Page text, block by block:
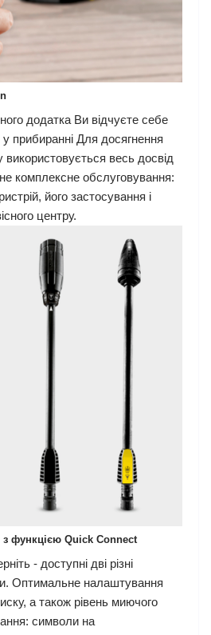
додатка Ви відчуєте себе
прибиранні Для досягнення
використовується весь досвід
комплексне обслуговування:
його застосування і
центру.
з функцією Quick Connect
- доступні дві різні
Оптимальне налаштування
а також рівень миючого
символи на